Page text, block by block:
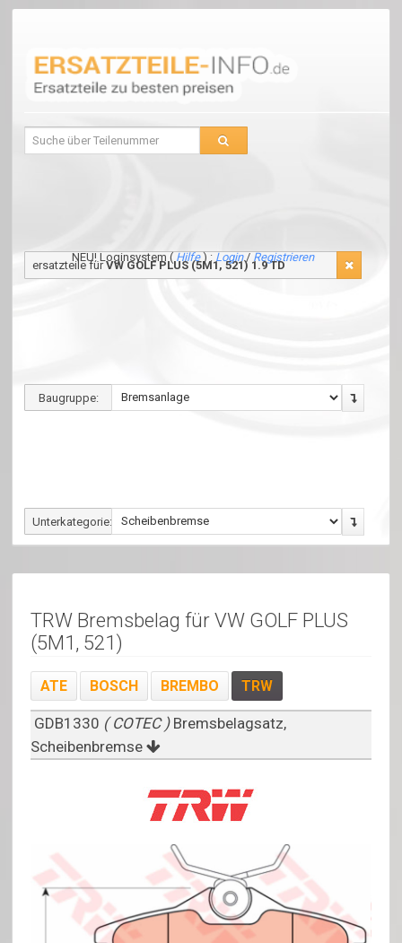
NEU! Loginsystem ( Hilfe) : Login/ Registrieren
ersatzteile fürVW GOLF PLUS (5M1, 521) 1.9 TD
Baugruppe:
Unterkategorie:
TRW Bremsbelag für VW GOLF PLUS
(5M1, 521)
ATE BOSCH BREMBO TRW
GDB1330 ( COTEC ) Bremsbelagsatz,
Scheibenbremse